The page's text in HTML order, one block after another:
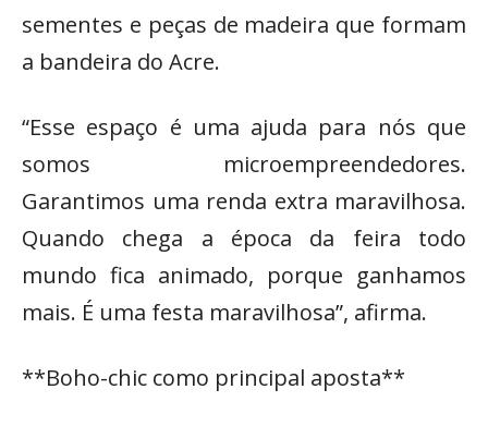
sementes e peças de madeira que formam
a bandeira do Acre.
“Esse espaço é uma ajuda para nós que
somos microempreendedores.
Garantimos uma renda extra maravilhosa.
Quando chega a época da feira todo
mundo fica animado, porque ganhamos
mais. É uma festa maravilhosa”, afirma.
**Boho-chic como principal aposta**